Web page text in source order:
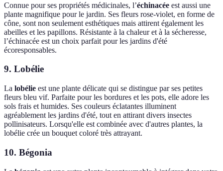
Connue pour ses propriétés médicinales, l’échinacée est aussi une
plante magnifique pour le jardin. Ses fleurs rose-violet, en forme de
cône, sont non seulement esthétiques mais attirent également les
abeilles et les papillons. Résistante à la chaleur et à la sécheresse,
l’échinacée est un choix parfait pour les jardins d'été
écoresponsables.
9. Lobélie
La lobélie est une plante délicate qui se distingue par ses petites
fleurs bleu vif. Parfaite pour les bordures et les pots, elle adore les
sols frais et humides. Ses couleurs éclatantes illuminent
agréablement les jardins d'été, tout en attirant divers insectes
pollinisateurs. Lorsqu'elle est combinée avec d'autres plantes, la
lobélie crée un bouquet coloré très attrayant.
10. Bégonia